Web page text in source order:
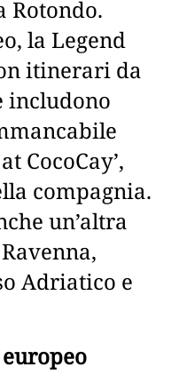
Rotondo.
la Legend
itinerari da
includono
CocoCay’,
compagnia.
un’altra
Adriatico e